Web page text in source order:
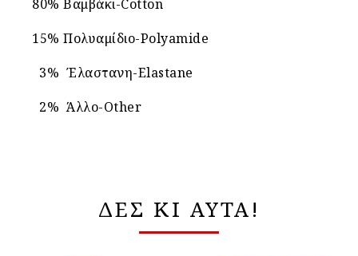
80% Βαμβάκι-Cotton
15% Πολυαμίδιο-Polyamide
3% Έλαστανη-Elastane
2% Άλλο-Other
ΔΕΣ ΚΙ ΑΥΤΑ!